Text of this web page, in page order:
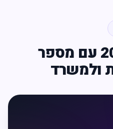
מטען שולחני 20W עם מספר